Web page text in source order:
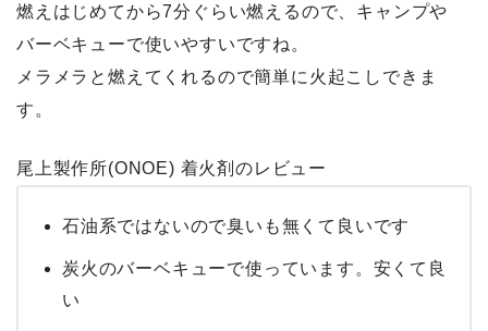
燃えはじめてから7分ぐらい燃えるので、キャンプや
バーベキューで使いやすいですね。
メラメラと燃えてくれるので簡単に火起こしできま
す。
尾上製作所(ONOE) 着火剤のレビュー
石油系ではないので臭いも無くて良いです
炭火のバーベキューで使っています。安くて良
い